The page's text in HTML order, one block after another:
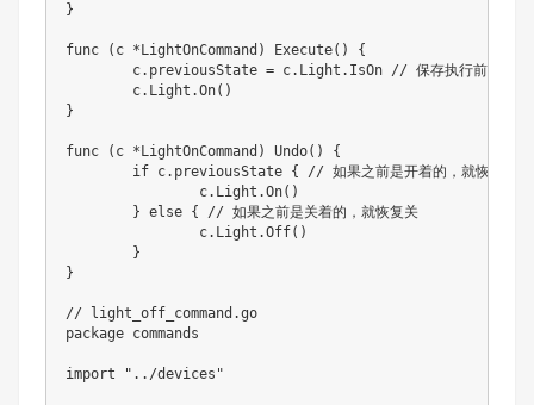
}
func ( c * LightOnCommand ) Execute( )
{
	c
. previousState = c. Light . IsOn // 保存执行前的状态
	c
. Light .On( )
}
func ( c * LightOnCommand ) Undo( )
{
if c. previousState {
// 如果之前是开着的，就恢复开
		c
. Light .On( )
} else {
// 如果之前是关着的，就恢复关
		c
. Light .Off( )
}
}
// light_off_command.go
package commands
import "../devices"